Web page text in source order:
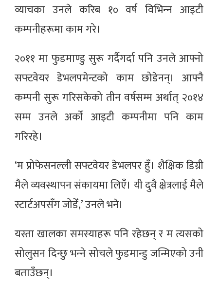
व्याचका उनले करिब १० वर्ष विभिन्‍न आइटी
कम्पनीहरूमा काम गरे।
२०११ मा फुडमाण्डु सुरू गर्दैगर्दा पनि उनले आफ्नो
सफ्टवेयर डेभलपमेन्टको काम छोडेनन्। आफ्नै
कम्पनी सुरू गरिसकेको तीन वर्षसम्म अर्थात् २०१४
सम्म उनले अर्को आइटी कम्पनीमा पनि काम
गरिरहे।
‘म प्रोफेसनल्ली सफ्टवेयर डेभलपर हुँ। शैक्षिक डिग्री
मैले व्यवस्थापन संकायमा लिएँ। यी दुवै क्षेत्रलाई मैले
स्टार्टअपसँग जोडेँ,’ उनले भने।
यस्ता खालका समस्याहरू पनि रहेछन् र म त्यसको
सोलुसन दिन्छु भन्‍ने सोचले फुडमान्डु जन्मिएको उनी
बताउँछन्।